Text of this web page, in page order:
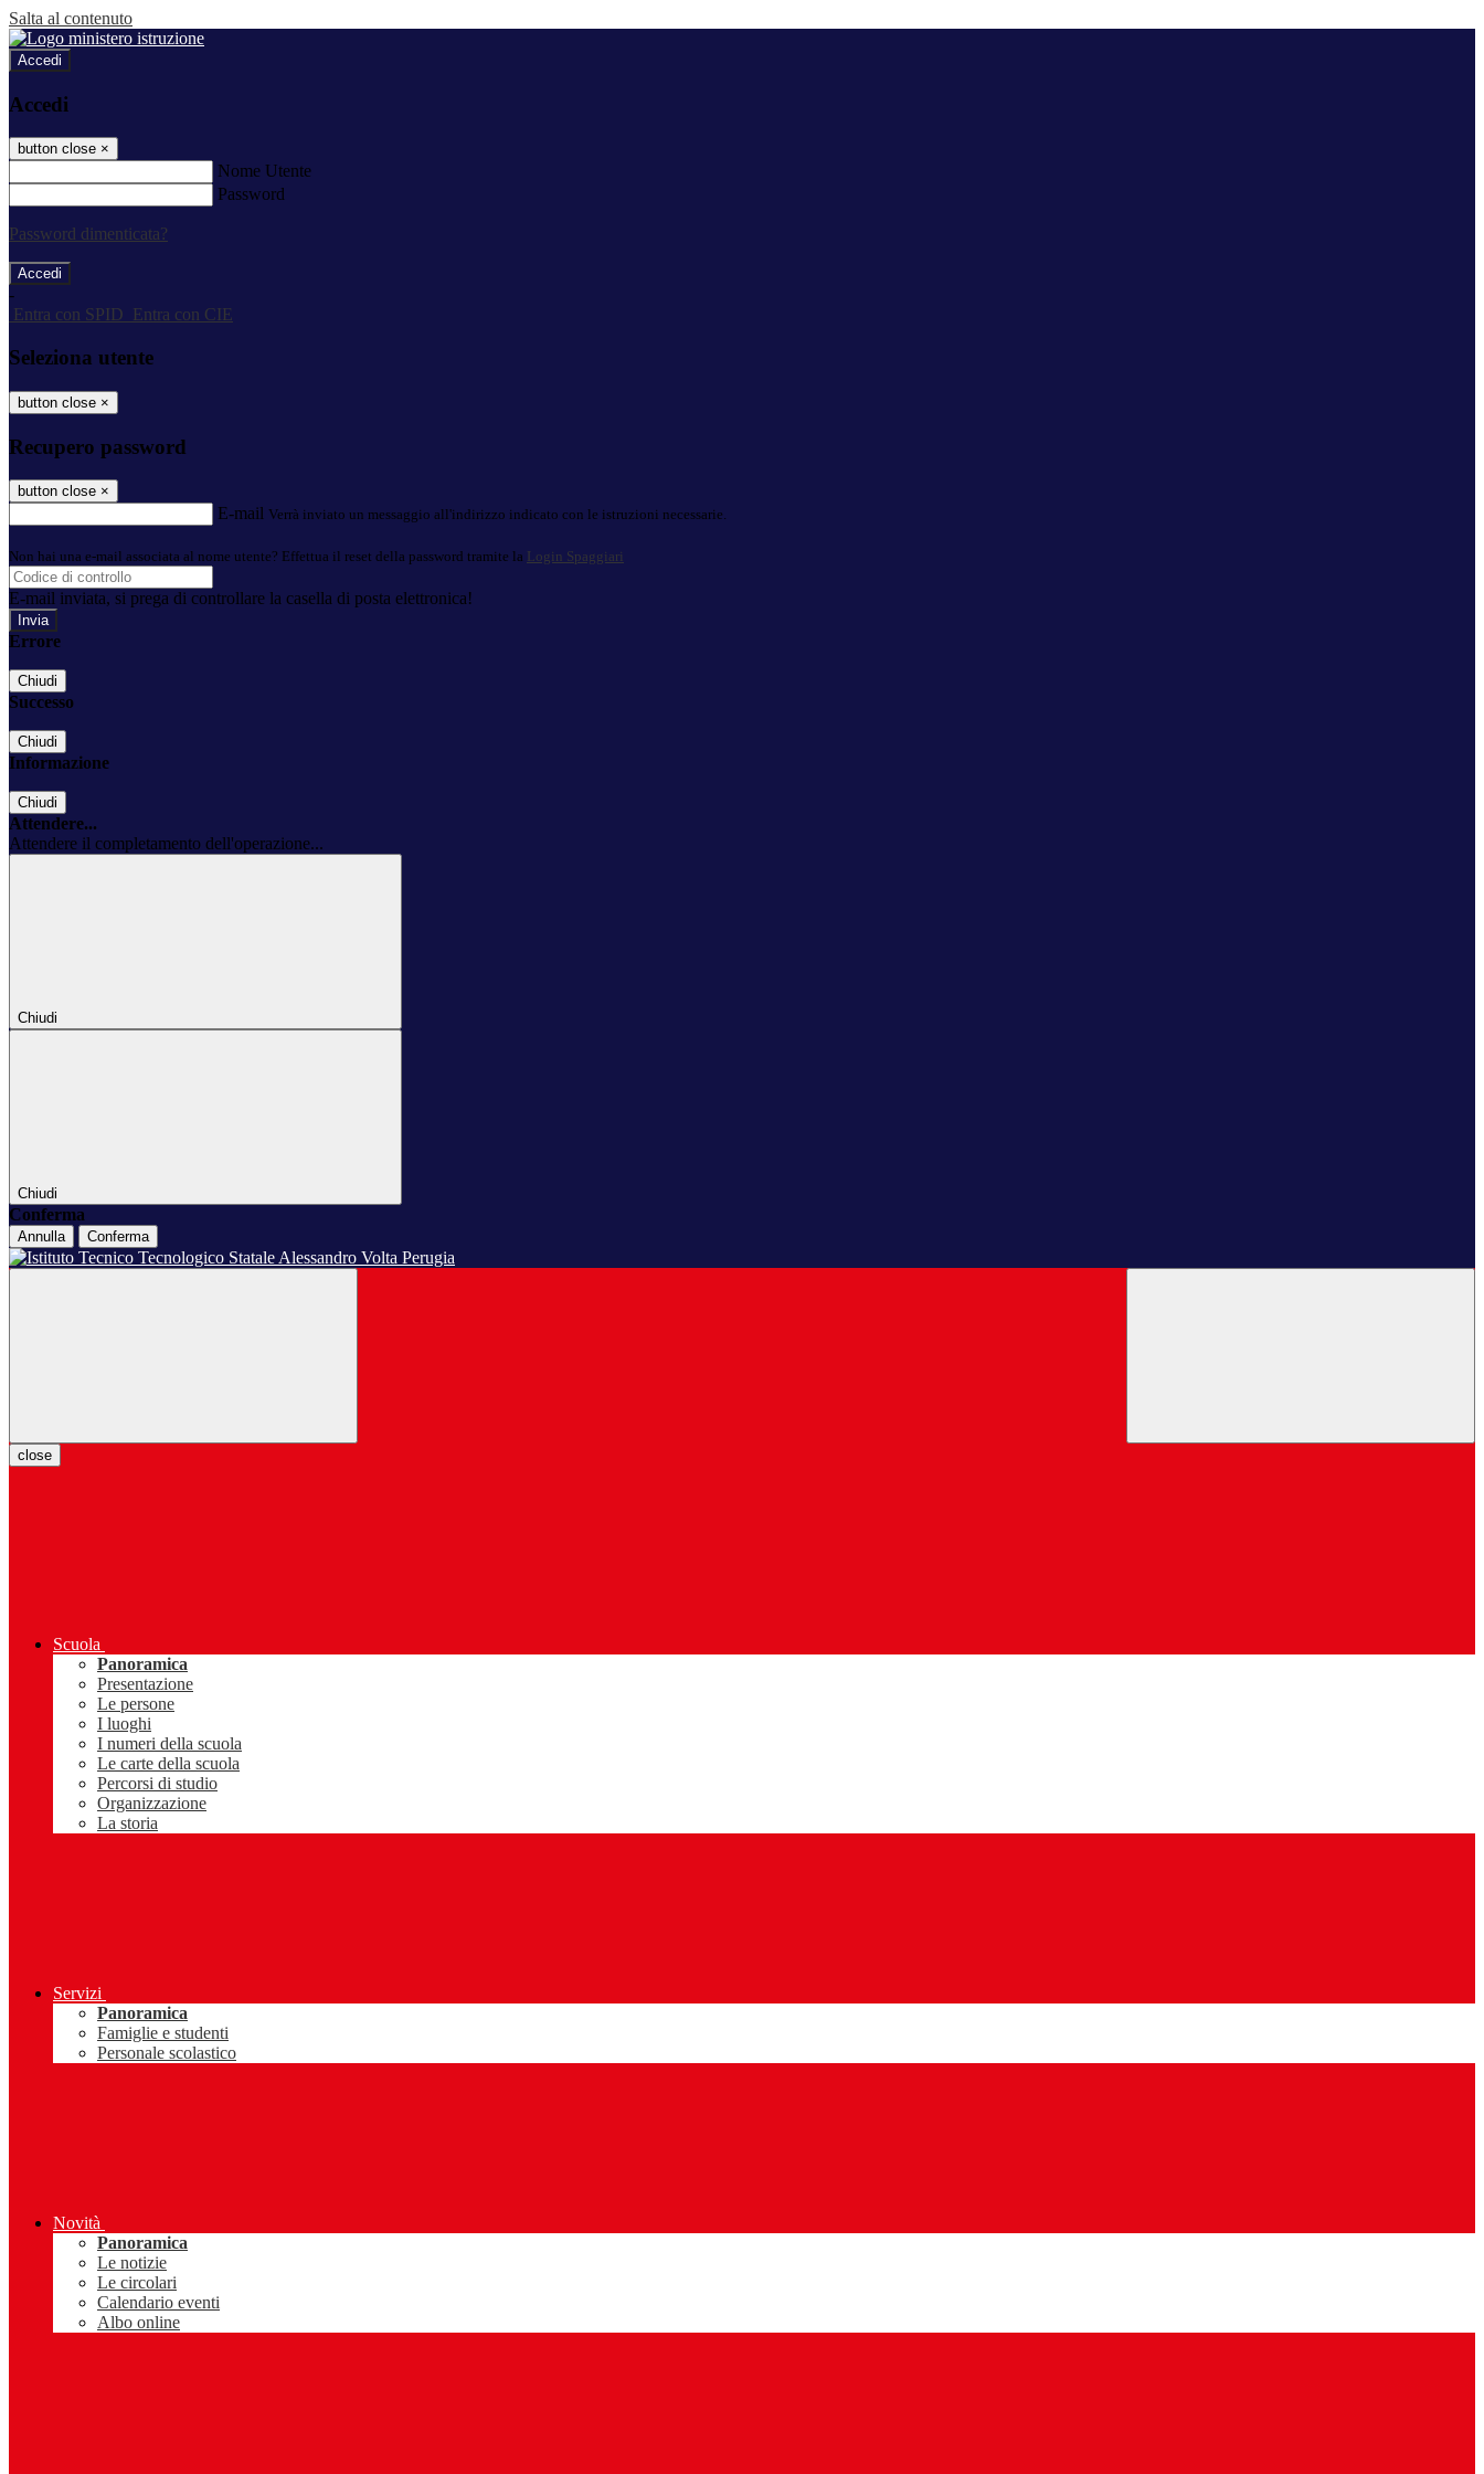
Salta al contenuto
Accedi
Accedi
button close ×
Nome Utente
Password
Password dimenticata?
-
Entra con SPID
Entra con CIE
Seleziona utente
button close ×
Recupero password
button close ×
E-mail Verrà inviato un messaggio all'indirizzo indicato con le istruzioni necessarie.
Non hai una e-mail associata al nome utente? Effettua il reset della password tramite la Login Spaggiari
E-mail inviata, si prega di controllare la casella di posta elettronica!
Errore
Chiudi
Successo
Chiudi
Informazione
Chiudi
Attendere...
Attendere il completamento dell'operazione...
Chiudi
Chiudi
Conferma
Annulla Conferma
close
Scuola
Panoramica
Presentazione
Le persone
I luoghi
I numeri della scuola
Le carte della scuola
Percorsi di studio
Organizzazione
La storia
Servizi
Panoramica
Famiglie e studenti
Personale scolastico
Novità
Panoramica
Le notizie
Le circolari
Calendario eventi
Albo online